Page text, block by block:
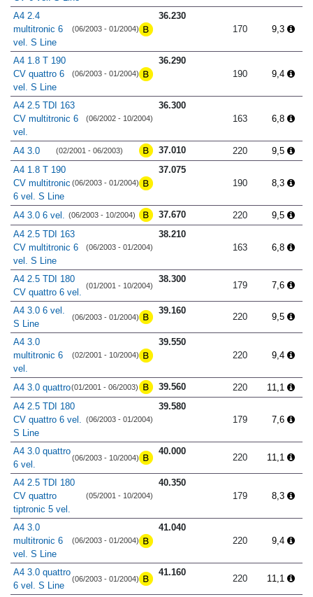
A4 2.4
multitronic 6
vel. S Line
(06/2003 - 01/2004)
36.230
170
9,3
A4 1.8 T 190
CV quattro 6
vel. S Line
(06/2003 - 01/2004)
36.290
190
9,4
A4 2.5 TDI 163
CV multitronic 6
vel.
(06/2002 - 10/2004)
36.300
163
6,8
A4 3.0 (02/2001 - 06/2003) 37.010 220
9,5
A4 1.8 T 190
CV multitronic
6 vel. S Line
(06/2003 - 01/2004)
37.075
190
8,3
A4 3.0 6 vel. (06/2003 - 10/2004) 37.670 220
9,5
A4 2.5 TDI 163
CV multitronic 6
vel. S Line
(06/2003 - 01/2004)
38.210
163
6,8
A4 2.5 TDI 180
CV quattro 6 vel.
(01/2001 - 10/2004)
38.300
179 7,6
A4 3.0 6 vel.
S Line
(06/2003 - 01/2004)
39.160
220 9,5
A4 3.0
multitronic 6
vel.
(02/2001 - 10/2004)
39.550
220
9,4
A4 3.0 quattro(01/2001 - 06/2003) 39.560 220
11,1
A4 2.5 TDI 180
CV quattro 6 vel.
S Line
(06/2003 - 01/2004)
39.580
179
7,6
A4 3.0 quattro
6 vel.
(06/2003 - 10/2004)
40.000
220 11,1
A4 2.5 TDI 180
CV quattro
tiptronic 5 vel.
(05/2001 - 10/2004)
40.350
179
8,3
A4 3.0
multitronic 6
vel. S Line
(06/2003 - 01/2004)
41.040
220
9,4
A4 3.0 quattro
6 vel. S Line
(06/2003 - 01/2004)
41.160
220 11,1